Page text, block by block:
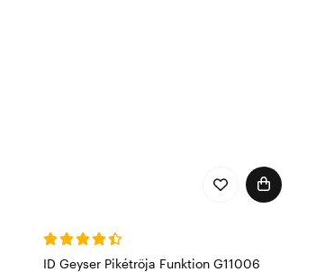
ID Geyser Pikétröja Funktion G11006